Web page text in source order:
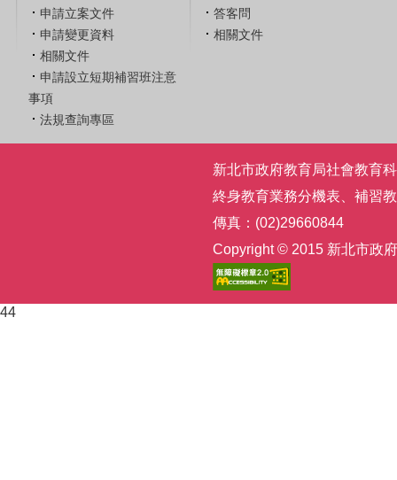
申請立案文件
申請變更資料
相關文件
申請設立短期補習班注意
事項
法規查詢專區
答客問
相關文件
新北市政府教育局社會教育
終身教育業務分機表
補習
傳真：(02)29660844
Copyright © 2015 新北市政
44